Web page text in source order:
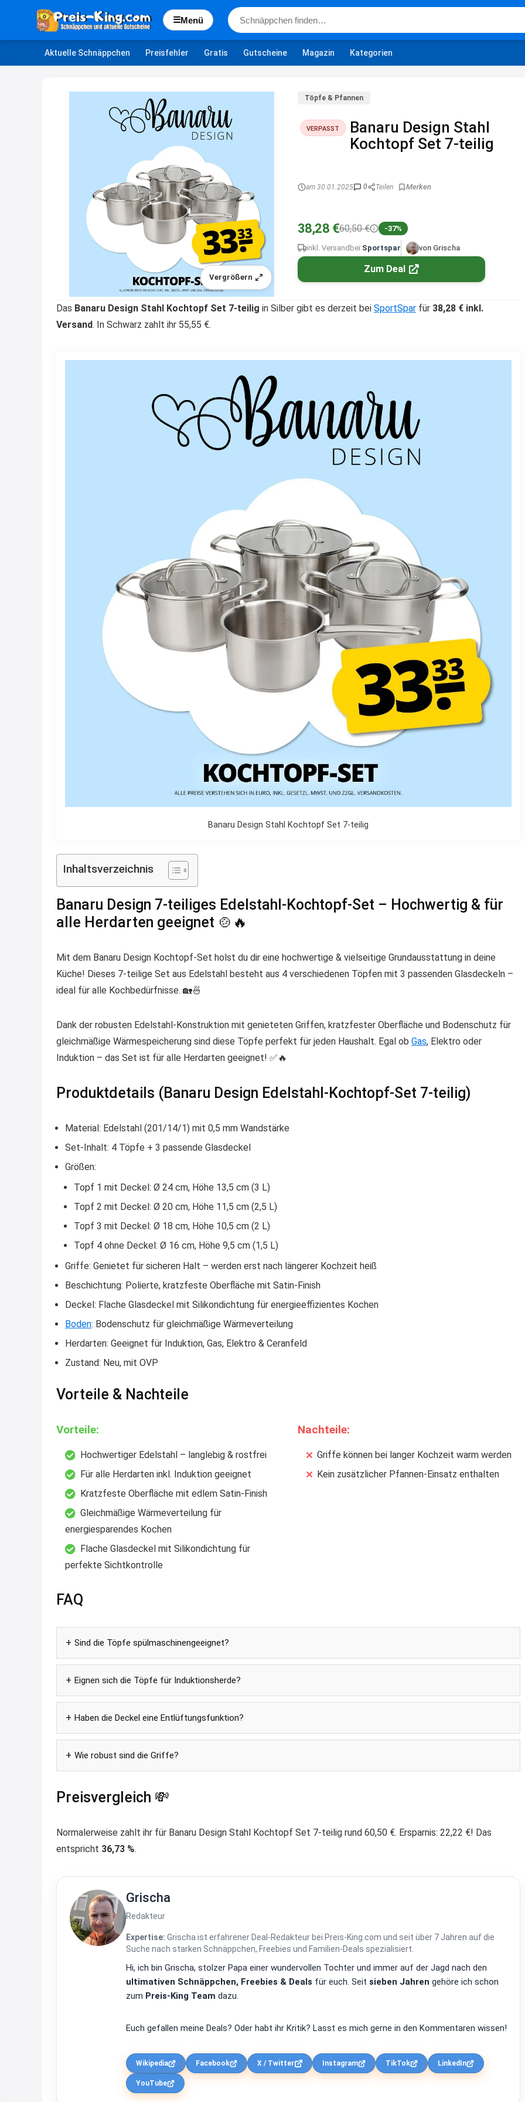
☰Menü
Aktuelle Schnäppchen Preisfehler Gratis Gutscheine Magazin Kategorien
Vergrößern
Töpfe & Pfannen
VERPASST
Banaru Design Stahl
Kochtopf Set 7-teilig
am 30.01.2025 0 Teilen
38,28 €60,50 € -37%
inkl. Versand bei Sportspar von Grischa
Zum Deal
Das Banaru Design Stahl Kochtopf Set 7-teilig in Silber gibt es derzeit bei SportSpar für 38,28 € inkl.
Versand. In Schwarz zahlt ihr 55,55 €.
Banaru Design Stahl Kochtopf Set 7-teilig
Inhaltsverzeichnis
Banaru Design 7-teiliges Edelstahl-Kochtopf-Set – Hochwertig & für
alle Herdarten geeignet 🍲🔥
Mit dem Banaru Design Kochtopf-Set holst du dir eine hochwertige & vielseitige Grundausstattung in deine
Küche! Dieses 7-teilige Set aus Edelstahl besteht aus 4 verschiedenen Töpfen mit 3 passenden Glasdeckeln –
ideal für alle Kochbedürfnisse. 🏡🍜
Dank der robusten Edelstahl-Konstruktion mit genieteten Griffen, kratzfester Oberfläche und Bodenschutz für
gleichmäßige Wärmespeicherung sind diese Töpfe perfekt für jeden Haushalt. Egal ob Gas, Elektro oder
Induktion – das Set ist für alle Herdarten geeignet! ✅🔥
Produktdetails (Banaru Design Edelstahl-Kochtopf-Set 7-teilig)
Material: Edelstahl (201/14/1) mit 0,5 mm Wandstärke
Set-Inhalt: 4 Töpfe + 3 passende Glasdeckel
Größen:
Topf 1 mit Deckel: Ø 24 cm, Höhe 13,5 cm (3 L)
Topf 2 mit Deckel: Ø 20 cm, Höhe 11,5 cm (2,5 L)
Topf 3 mit Deckel: Ø 18 cm, Höhe 10,5 cm (2 L)
Topf 4 ohne Deckel: Ø 16 cm, Höhe 9,5 cm (1,5 L)
Griffe: Genietet für sicheren Halt – werden erst nach längerer Kochzeit heiß
Beschichtung: Polierte, kratzfeste Oberfläche mit Satin-Finish
Deckel: Flache Glasdeckel mit Silikondichtung für energieeffizientes Kochen
Boden: Bodenschutz für gleichmäßige Wärmeverteilung
Herdarten: Geeignet für Induktion, Gas, Elektro & Ceranfeld
Zustand: Neu, mit OVP
Vorteile & Nachteile
Vorteile:
Hochwertiger Edelstahl – langlebig & rostfrei
Für alle Herdarten inkl. Induktion geeignet
Kratzfeste Oberfläche mit edlem Satin-Finish
Gleichmäßige Wärmeverteilung für
energiesparendes Kochen
Flache Glasdeckel mit Silikondichtung für
perfekte Sichtkontrolle
Nachteile:
Griffe können bei langer Kochzeit warm werden
Kein zusätzlicher Pfannen-Einsatz enthalten
FAQ
Sind die Töpfe spülmaschinengeeignet?
Eignen sich die Töpfe für Induktionsherde?
Haben die Deckel eine Entlüftungsfunktion?
Wie robust sind die Griffe?
Preisvergleich 💸
Normalerweise zahlt ihr für Banaru Design Stahl Kochtopf Set 7-teilig rund 60,50 €. Ersparnis: 22,22 €! Das
entspricht 36,73 %.
Grischa
Redakteur
Expertise: Grischa ist erfahrener Deal-Redakteur bei Preis-King.com und seit über 7 Jahren auf die
Suche nach starken Schnäppchen, Freebies und Familien-Deals spezialisiert.
Hi, ich bin Grischa, stolzer Papa einer wundervollen Tochter und immer auf der Jagd nach den
ultimativen Schnäppchen, Freebies & Deals für euch. Seit sieben Jahren gehöre ich schon
zum Preis-King Team dazu.
Euch gefallen meine Deals? Oder habt ihr Kritik? Lasst es mich gerne in den Kommentaren wissen!
Wikipedia Facebook X / Twitter Instagram TikTok LinkedIn
YouTube